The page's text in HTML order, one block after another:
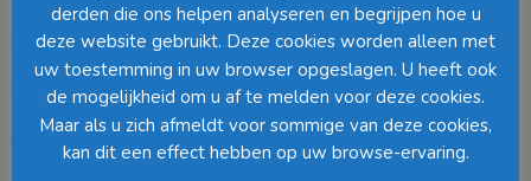
Dankzij de realistische afwerking geniet je van de sfeer van echt
groen, zonder onderhoud. Met een hoogte van110 cmen een
breedte van35 cmis deze Eremurus kunstplant zeer geschikt voor
grotere ruimtes, zoals woonkamers, entrees, kantoren of
horecagelegenheden.
derden die ons helpen analyseren en begrijpen hoe u
deze website gebruikt. Deze cookies worden alleen met
uw toestemming in uw browser opgeslagen. U heeft ook
de mogelijkheid om u af te melden voor deze cookies.
Maar als u zich afmeldt voor sommige van deze cookies,
kan dit een effect hebben op uw browse-ervaring.